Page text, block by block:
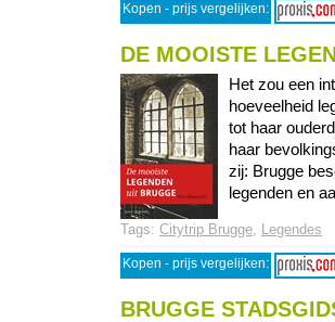
Kopen - prijs vergelijken:
DE MOOISTE
Het zou een
hoeveelheid
tot haar
haar
zij: Brugge
legenden en
Tags: Citytrip Brugge, Legendes
Kopen - prijs vergelijken:
BRUGGE